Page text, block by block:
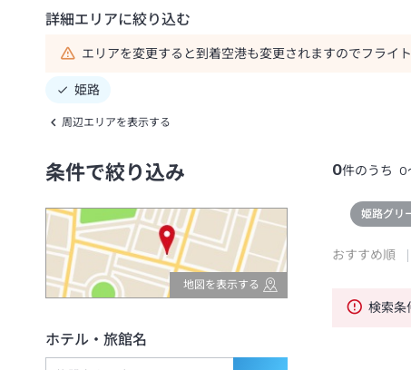
詳細エリアに絞り込む
エリアを変更すると到着空港も変更されますのでフライ
姫路
周辺エリアを表示する
条件で絞り込み
地図を表示する
ホテル・旅館名
0件のうち 0
姫路グリ
おすすめ順
検索条